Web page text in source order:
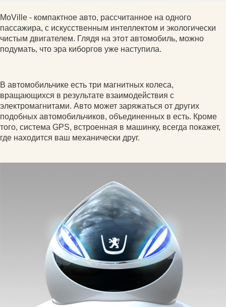
MoVille - компактное авто, рассчитанное на одного
пассажира, с искусственным интеллектом и экологически
чистым двигателем. Глядя на этот автомобиль, можно
подумать, что эра киборгов уже наступила.
В автомобильчике есть три магнитных колеса,
вращающихся в результате взаимодействия с
электромагнитами. Авто может заряжаться от других
подобных автомобильчиков, объединенных в есть. Кроме
того, система GPS, встроенная в машинку, всегда покажет,
где находится ваш механически друг.